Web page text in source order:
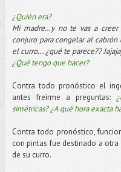
¿Quién era?
Mi madre…y no te vas a
conjuro para congelar al
el curro... ¿qué te parece??
¿Qué tengo que hacer?
Contra todo pronóstico el
antes freírme a preguntas:
simétricas? ¿A qué hora exacta
Contra todo pronóstico,
con pintas fue destinado a
de su curro.